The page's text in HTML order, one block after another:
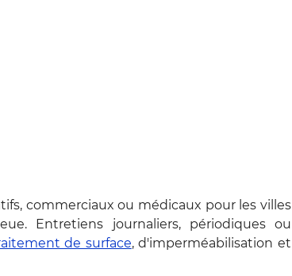
commerciaux ou médicaux pour les villes
Entretiens journaliers, périodiques ou
de surface, d'imperméabilisation et